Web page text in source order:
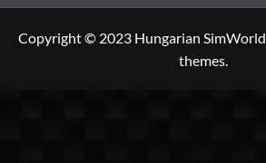
Copyright © 2023 Hungarian SimWorld
themes.